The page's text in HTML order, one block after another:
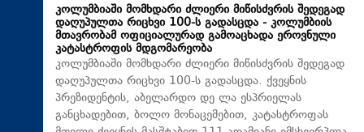
კოლუმბიაში მომხდარი ძლიერი მიწისძვრის შედეგად
დაღუპულთა რიცხვი 100-ს გადასცდა - კოლუმბიის
მთავრობამ ოფიციალურად გამოაცხადა ეროვნული
კატასტროფის მდგომარეობა
კოლუმბიაში მომხდარი ძლიერი მიწისძვრის შედეგად
დაღუპულთა რიცხვი 100-ს გადასცდა. ქვეყნის
პრეზიდენტის, აბელარდო დე ლა ესპრიელას
განცხადებით, ბოლო მონაცემებით, კატასტროფას